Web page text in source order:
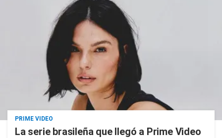
PRIME VIDEO
La serie brasileña que llegó a Prime Video